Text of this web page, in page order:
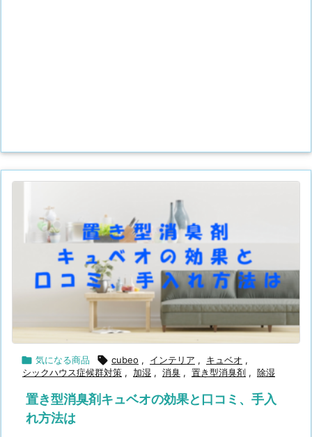
 気になる商品  cubeo , インテリア , キュベオ ,
シックハウス症候群対策 , 加湿 , 消臭 , 置き型消臭剤 , 除湿
置き型消臭剤キュベオの効果と口コミ、手入
れ方法は